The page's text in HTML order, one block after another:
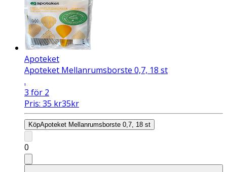
Apoteket
Apoteket Mellanrumsborste 0,7, 18 st
.
3 för 2
Pris: 35 kr35kr
KöpApoteket Mellanrumsborste 0,7, 18 st
0